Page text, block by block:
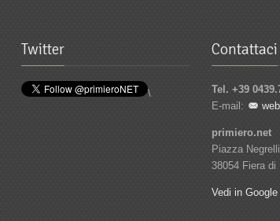
Twitter
\
Contattaci
Tel. +39
E-mail:
primiero.net
Piazza
38054 Fiera di
Vedi in Google